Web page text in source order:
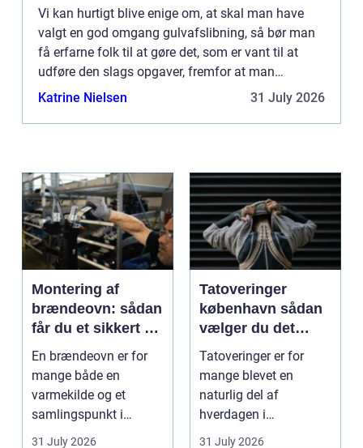
Vi kan hurtigt blive enige om, at skal man have
valgt en god omgang gulvafslibning, så bør man
få erfarne folk til at gøre det, som er vant til at
udføre den slags opgaver, fremfor at man
forsøger sig med at g&...
Katrine Nielsen 31 July 2026
Montering af
brændeovn: sådan
får du et sikkert og
smukt resultat
En brændeovn er for
mange både en
varmekilde og et
samlingspunkt i
hjemmet. Flammerne
31 July 2026
Tatoveringer
københavn sådan
vælger du det
rigtige studie
Tatoveringer er for
mange blevet en
naturlig del af
hverdagen i
København. Byen er
31 July 2026